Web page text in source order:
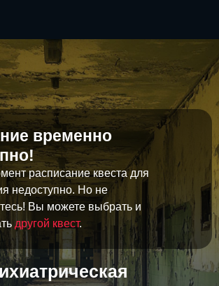
временно
расписание квеста для
недоступно. Но не
Вы можете выбрать и
другой квест.